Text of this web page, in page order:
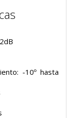
-10º hasta